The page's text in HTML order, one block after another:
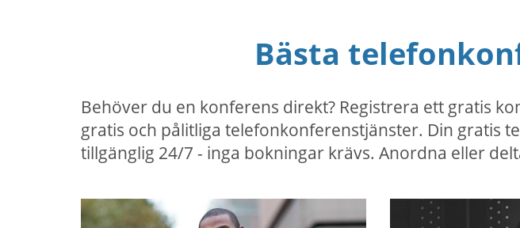
Bästa
Behöver du en konferens direkt? Registrera ett gratis
gratis och pålitliga telefonkonferenstjänster. Din gratis
tillgänglig 24/7 - inga bokningar krävs. Anordna eller